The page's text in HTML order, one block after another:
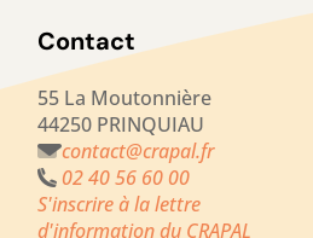
Contact
55 La Moutonnière
44250 PRINQUIAU
contact@crapal.fr
02 40 56 60 00
S'inscrire à la lettre
d'information du CRAPAL